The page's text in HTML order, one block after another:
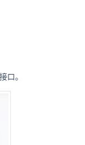
口。